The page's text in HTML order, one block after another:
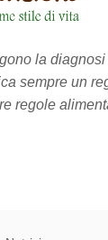
la
sempre un
regole